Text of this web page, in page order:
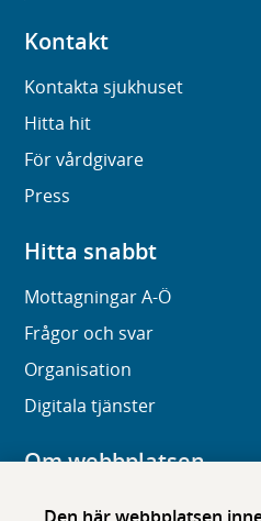
Kontakt
Kontakta sjukhuset
Hitta hit
För vårdgivare
Press
Hitta snabbt
Mottagningar A-Ö
Frågor och svar
Organisation
Digitala tjänster
Om webbplatsen
Om karolinska.se